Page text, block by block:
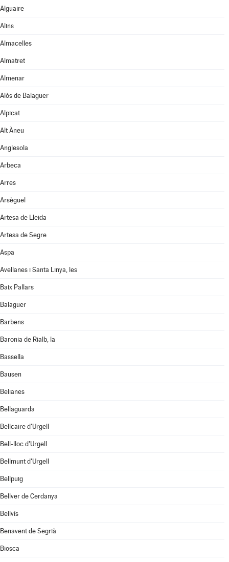
Alguaire
Alins
Almacelles
Almatret
Almenar
Alòs de Balaguer
Alpicat
Alt Àneu
Anglesola
Arbeca
Arres
Arsèguel
Artesa de Lleida
Artesa de Segre
Aspa
Avellanes i Santa Linya, les
Baix Pallars
Balaguer
Barbens
Baronia de Rialb, la
Bassella
Bausen
Belianes
Bellaguarda
Bellcaire d'Urgell
Bell-lloc d'Urgell
Bellmunt d'Urgell
Bellpuig
Bellver de Cerdanya
Bellvís
Benavent de Segrià
Biosca